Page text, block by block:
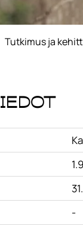
Tutkimus ja
-